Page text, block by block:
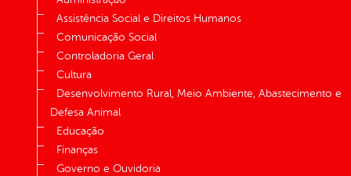
Assistência Social e Direitos Humanos
Comunicação Social
Controladoria Geral
Cultura
Desenvolvimento Rural, Meio Ambiente, Abastecimento e
Defesa Animal
Educação
Finanças
Governo e Ouvidoria